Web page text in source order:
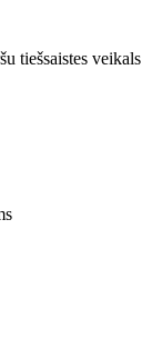
tiešsaistes veikals